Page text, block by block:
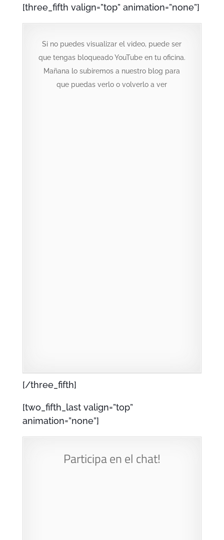
[three_fifth valign=”top” animation=”none”]
Si no puedes visualizar el video, puede ser
que tengas bloqueado YouTube en tu oficina.
Mañana lo subiremos a nuestro blog para
que puedas verlo o volverlo a ver
[/three_fifth]
[two_fifth_last valign=”top”
animation=”none”]
Participa en el chat!